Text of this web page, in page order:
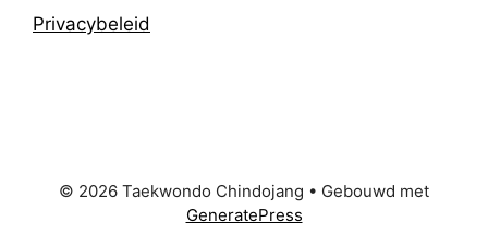
Privacybeleid
© 2026 Taekwondo Chindojang • Gebouwd met
GeneratePress